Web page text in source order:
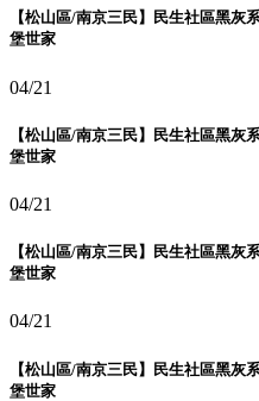
【松山區/南京三民】民生社區黑灰
堡世家
04/21
【松山區/南京三民】民生社區黑灰
堡世家
04/21
【松山區/南京三民】民生社區黑灰
堡世家
04/21
【松山區/南京三民】民生社區黑灰
堡世家